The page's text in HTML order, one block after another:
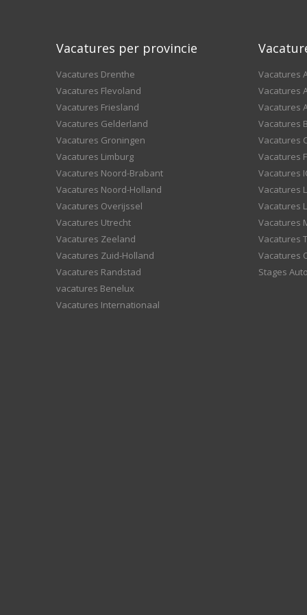
Vacatures per provincie
Vacatures Drenthe
Vacatures Flevoland
Vacatures Friesland
Vacatures Gelderland
Vacatures Groningen
Vacatures Limburg
Vacatures Noord-Brabant
Vacatures Noord-Holland
Vacatures Overijssel
Vacatures Utrecht
Vacatures Zeeland
Vacatures Zuid-Holland
Vacatures Randstad
vacatures Benelux
Vacatures Internationaal
Vacatures
Vacatures
Vacatures
Vacatures
Vacatures
Vacatures
Vacatures
Vacatures
Vacatures
Vacatures
Vacatures
Vacatures
Stages